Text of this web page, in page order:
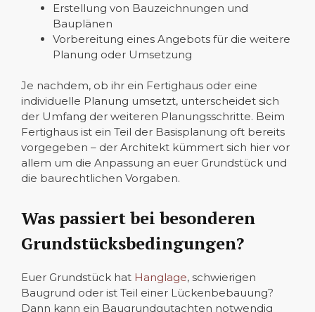
Erstellung von Bauzeichnungen und
Bauplänen
Vorbereitung eines Angebots für die weitere
Planung oder Umsetzung
Je nachdem, ob ihr ein Fertighaus oder eine
individuelle Planung umsetzt, unterscheidet sich
der Umfang der weiteren Planungsschritte. Beim
Fertighaus ist ein Teil der Basisplanung oft bereits
vorgegeben – der Architekt kümmert sich hier vor
allem um die Anpassung an euer Grundstück und
die baurechtlichen Vorgaben.
Was passiert bei besonderen
Grundstücksbedingungen?
Euer Grundstück hat Hanglage, schwierigen
Baugrund oder ist Teil einer Lückenbebauung?
Dann kann ein Baugrundgutachten notwendig